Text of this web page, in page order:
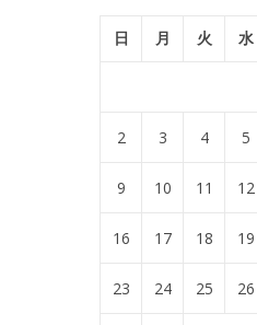
日 月 火 水
2 3 4 5
9 10 11 12
16 17 18 19
23 24 25 26